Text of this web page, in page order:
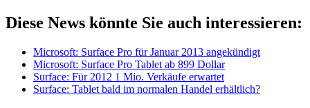
Diese News könnte Sie auch interessieren:
Microsoft: Surface Pro für Januar 2013 angekündigt
Microsoft: Surface Pro Tablet ab 899 Dollar
Surface: Für 2012 1 Mio. Verkäufe erwartet
Surface: Tablet bald im normalen Handel erhältlich?